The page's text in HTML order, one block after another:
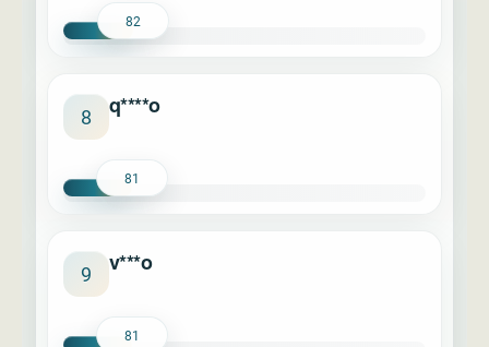
82
8 q****o
81
9 v***o
81